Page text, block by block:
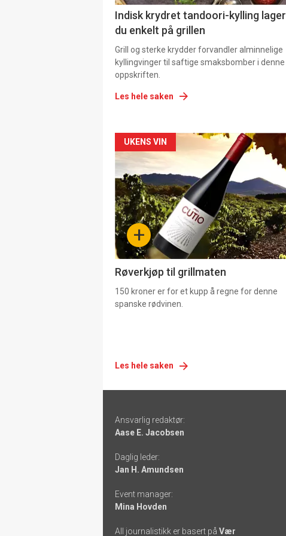
Indisk krydret tandoori-kylling lager
du enkelt på grillen
Grill og sterke krydder forvandler alminnelige
kyllingvinger til saftige smaksbomber i denne
oppskriften.
Les hele saken
Forsiden
akkurat
nå
-
4 +
UKENS VIN
Røverkjøp til grillmaten
150 kroner er for et kupp å regne for denne
spanske rødvinen.
Les hele saken
-
links
Ansvarlig redaktør:
Aase E. Jacobsen
Daglig leder:
Jan H. Amundsen
Event manager:
Mina Hovden
All journalistikk er basert på Vær